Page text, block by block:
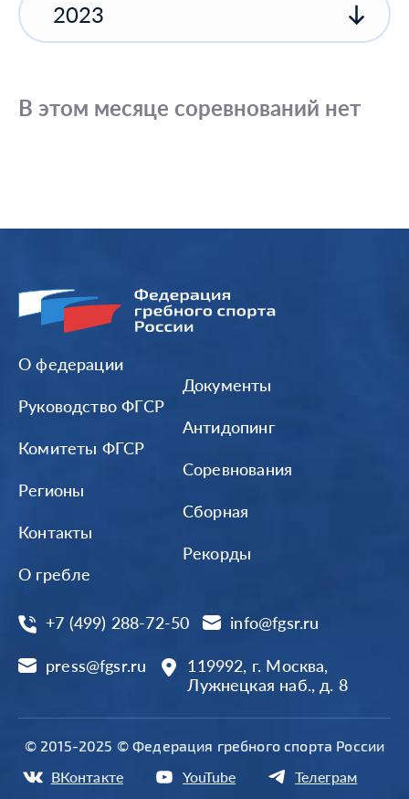
2023
В этом месяце соревнований нет
О федерации
Руководство ФГСР
Комитеты ФГСР
Регионы
Контакты
О гребле
Документы
Антидопинг
Соревнования
Сборная
Рекорды
+7 (499) 288-72-50 info@fgsr.ru
press@fgsr.ru
119992, г. Москва,
Лужнецкая наб., д. 8
© 2015-2025 © Федерация гребного спорта России
ВКонтакте YouTube Телеграм